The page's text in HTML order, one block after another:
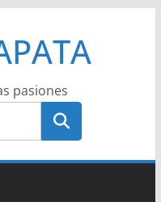
pasiones